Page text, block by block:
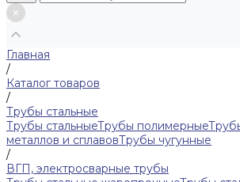
Главная
/
Каталог товаров
/
Трубы стальные
Трубы стальныеТрубы полимерные
металлов и сплавовТрубы чугунные
/
ВГП, электросварные трубы